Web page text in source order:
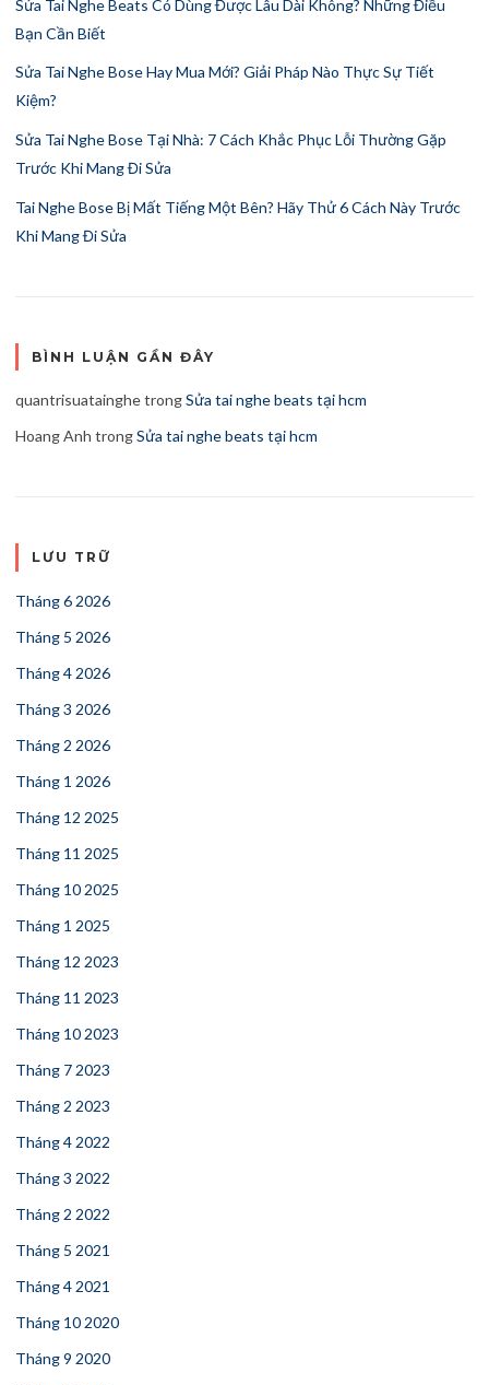
Sửa Tai Nghe Beats Có Dùng Được Lâu Dài Không? Những Điều
Bạn Cần Biết
Sửa Tai Nghe Bose Hay Mua Mới? Giải Pháp Nào Thực Sự Tiết
Kiệm?
Sửa Tai Nghe Bose Tại Nhà: 7 Cách Khắc Phục Lỗi Thường Gặp
Trước Khi Mang Đi Sửa
Tai Nghe Bose Bị Mất Tiếng Một Bên? Hãy Thử 6 Cách Này Trước
Khi Mang Đi Sửa
BÌNH LUẬN GẦN ĐÂY
quantrisuatainghetrongSửa tai nghe beats tại hcm
Hoang Anh trongSửa tai nghe beats tại hcm
LƯU TRỮ
Tháng 6 2026
Tháng 5 2026
Tháng 4 2026
Tháng 3 2026
Tháng 2 2026
Tháng 1 2026
Tháng 12 2025
Tháng 11 2025
Tháng 10 2025
Tháng 1 2025
Tháng 12 2023
Tháng 11 2023
Tháng 10 2023
Tháng 7 2023
Tháng 2 2023
Tháng 4 2022
Tháng 3 2022
Tháng 2 2022
Tháng 5 2021
Tháng 4 2021
Tháng 10 2020
Tháng 9 2020